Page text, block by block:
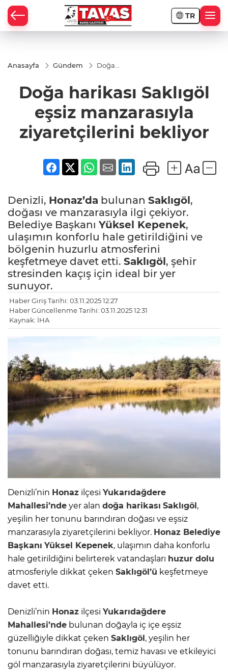
TR
Anasayfa Gündem
Doğa
manzarasıyla
ziyaretçilerini
Doğa harikası Saklıgöl
eşsiz manzarasıyla
ziyaretçilerini bekliyor
Denizli, Honaz’da bulunan Saklıgöl,
doğası ve manzarasıyla ilgi çekiyor.
Belediye Başkanı Yüksel Kepenek,
ulaşımın konforlu hale getirildiğini ve
bölgenin huzurlu atmosferini
keşfetmeye davet etti. Saklıgöl, şehir
stresinden kaçış için ideal bir yer
sunuyor.
Haber Giriş Tarihi: 03.11.2025 12:27
Haber Güncellenme Tarihi: 03.11.2025 12:31
Kaynak: İHA
Denizli’nin Honaz ilçesi Yukarıdağdere
Mahallesi’nde yer alan doğa harikası Saklıgöl,
yeşilin her tonunu barındıran doğası ve eşsiz
manzarasıyla ziyaretçilerini bekliyor. Honaz Belediye
Başkanı Yüksel Kepenek, ulaşımın daha konforlu
hale getirildiğini belirterek vatandaşları huzur dolu
atmosferiyle dikkat çeken Saklıgöl’ü keşfetmeye
davet etti.
Denizli’nin Honaz ilçesi Yukarıdağdere
Mahallesi’nde bulunan doğayla iç içe eşsiz
güzelliğiyle dikkat çeken Saklıgöl, yeşilin her
tonunu barındıran doğası, temiz havası ve etkileyici
göl manzarasıyla ziyaretçilerini büyülüyor.